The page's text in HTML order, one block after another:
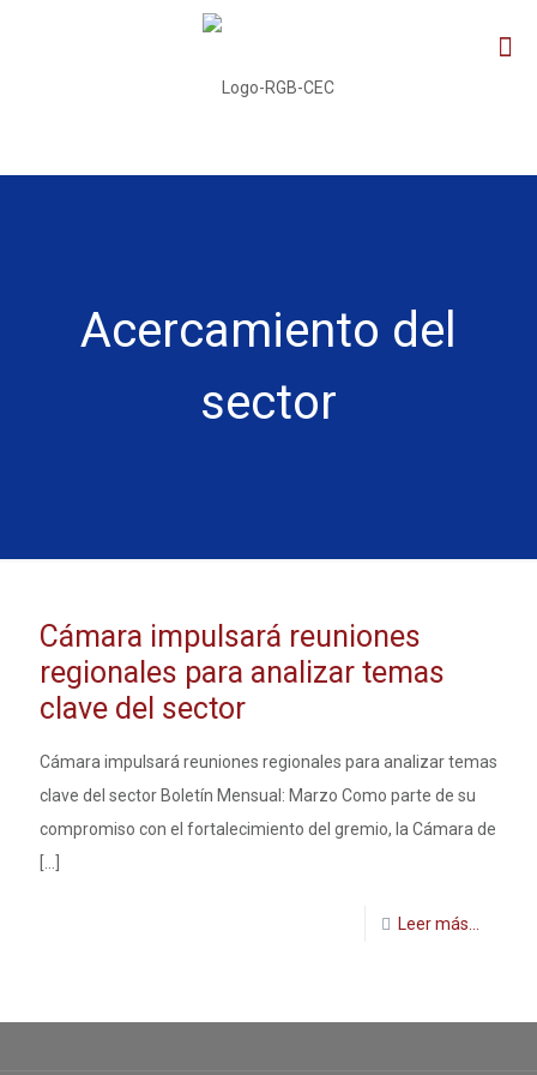
Acercamiento del
sector
Cámara impulsará reuniones
regionales para analizar temas
clave del sector
Cámara impulsará reuniones regionales para analizar temas
clave del sector Boletín Mensual: Marzo Como parte de su
compromiso con el fortalecimiento del gremio, la Cámara de
Leer más...